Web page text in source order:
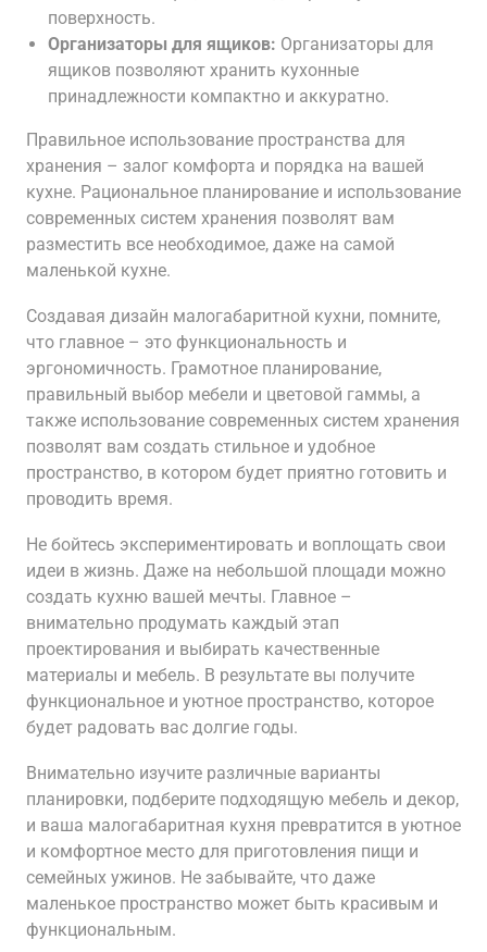
поверхность.
Организаторы для ящиков: Организаторы для
ящиков позволяют хранить кухонные
принадлежности компактно и аккуратно.
Правильное использование пространства для
хранения – залог комфорта и порядка на вашей
кухне. Рациональное планирование и использование
современных систем хранения позволят вам
разместить все необходимое, даже на самой
маленькой кухне.
Создавая дизайн малогабаритной кухни, помните,
что главное – это функциональность и
эргономичность. Грамотное планирование,
правильный выбор мебели и цветовой гаммы, а
также использование современных систем хранения
позволят вам создать стильное и удобное
пространство, в котором будет приятно готовить и
проводить время.
Не бойтесь экспериментировать и воплощать свои
идеи в жизнь. Даже на небольшой площади можно
создать кухню вашей мечты. Главное –
внимательно продумать каждый этап
проектирования и выбирать качественные
материалы и мебель. В результате вы получите
функциональное и уютное пространство, которое
будет радовать вас долгие годы.
Внимательно изучите различные варианты
планировки, подберите подходящую мебель и декор,
и ваша малогабаритная кухня превратится в уютное
и комфортное место для приготовления пищи и
семейных ужинов. Не забывайте, что даже
маленькое пространство может быть красивым и
функциональным.